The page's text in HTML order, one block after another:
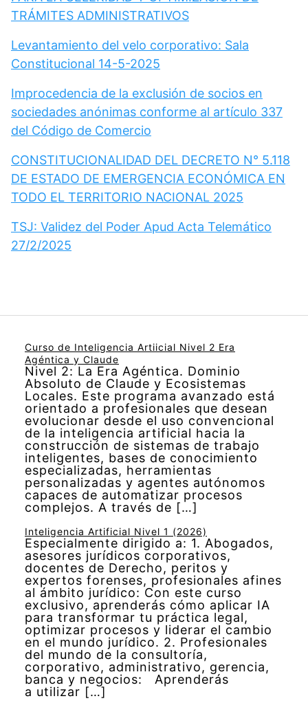
TRÁMITES ADMINISTRATIVOS
Levantamiento del velo corporativo: Sala
Constitucional 14-5-2025
Improcedencia de la exclusión de socios en
sociedades anónimas conforme al artículo 337
del Código de Comercio
CONSTITUCIONALIDAD DEL DECRETO N° 5.118
DE ESTADO DE EMERGENCIA ECONÓMICA EN
TODO EL TERRITORIO NACIONAL 2025
TSJ: Validez del Poder Apud Acta Telemático
27/2/2025
Curso de Inteligencia Artiicial Nivel 2 Era
Agéntica y Claude
Nivel 2: La Era Agéntica. Dominio
Absoluto de Claude y Ecosistemas
Locales. Este programa avanzado está
orientado a profesionales que desean
evolucionar desde el uso convencional
de la inteligencia artificial hacia la
construcción de sistemas de trabajo
inteligentes, bases de conocimiento
especializadas, herramientas
personalizadas y agentes autónomos
capaces de automatizar procesos
complejos. A través de […]
Inteligencia Artificial Nivel 1 (2026)
Especialmente dirigido a: 1. Abogados,
asesores jurídicos corporativos,
docentes de Derecho, peritos y
expertos forenses, profesionales afines
al ámbito jurídico: Con este curso
exclusivo, aprenderás cómo aplicar IA
para transformar tu práctica legal,
optimizar procesos y liderar el cambio
en el mundo jurídico. 2. Profesionales
del mundo de la consultoría,
corporativo, administrativo, gerencia,
banca y negocios: Aprenderás
a utilizar […]